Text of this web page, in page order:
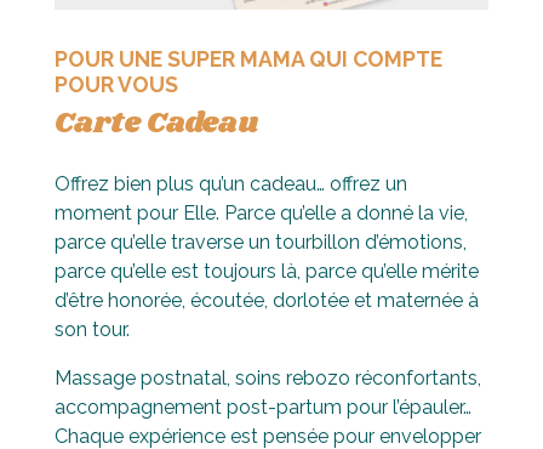
POUR UNE SUPER MAMA QUI COMPTE
POUR VOUS
Carte Cadeau
Offrez bien plus qu’un cadeau… offrez un
moment pour Elle. Parce qu’elle a donné la vie,
parce qu’elle traverse un tourbillon d’émotions,
parce qu’elle est toujours là, parce qu’elle mérite
d’être honorée, écoutée, dorlotée et maternée à
son tour.
Massage postnatal, soins rebozo réconfortants,
accompagnement post-partum pour l’épauler…
Chaque expérience est pensée pour envelopper